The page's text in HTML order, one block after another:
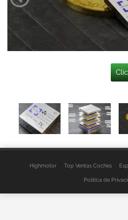
Highmotor Top Ventas Coches
Política de